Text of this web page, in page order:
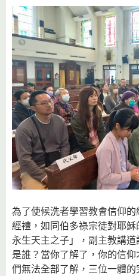
為了使候洗者學習教會信仰
經禮，如同伯多祿宗徒對耶穌
永生天主之子」，副主教講
是誰？當你了解了，你的信
們無法全部了解，三位一體